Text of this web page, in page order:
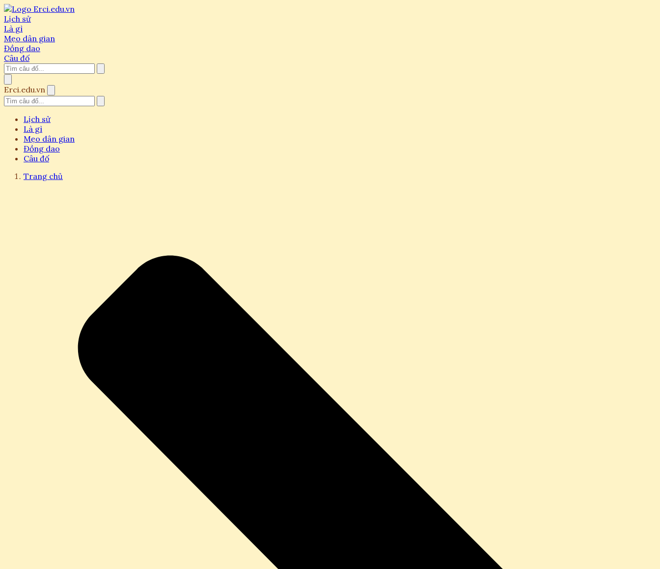
Lịch sử
Là gì
Mẹo dân gian
Đồng dao
Câu đố
Erci.edu.vn
Lịch sử
Là gì
Mẹo dân gian
Đồng dao
Câu đố
Trang chủ